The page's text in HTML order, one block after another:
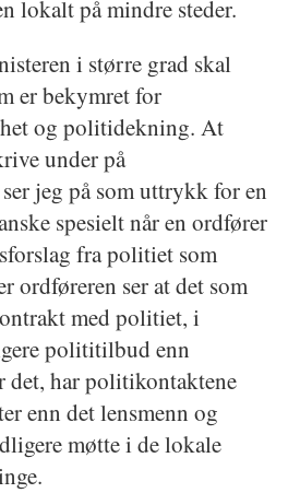
lokalt på mindre steder.
i større grad skal
er bekymret for
og politidekning. At
under på
jeg på som uttrykk for en
spesielt når en ordfører
fra politiet som
ordføreren ser at det som
med politiet, i
polititilbud enn
det, har politikontaktene
enn det lensmenn og
møtte i de lokale